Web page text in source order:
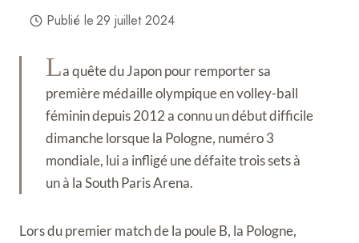
Publié le29 juillet 2024
La quête du Japon pour remporter sa
première médaille olympique en volley-ball
féminin depuis 2012 a connu un début difficile
dimanche lorsque la Pologne, numéro 3
mondiale, lui a infligé une défaite trois sets à
un à la South Paris Arena.
Lors du premier match de la poule B, la Pologne,